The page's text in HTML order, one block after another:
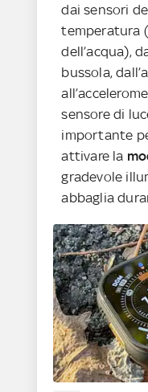
dai sensori
temperatura
dell’acqua),
bussola,
sensore di
importante
attivare la
gradevole
abbaglia